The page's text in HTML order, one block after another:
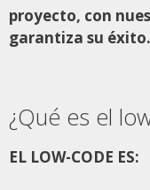
proyecto, con
garantiza su éxito.
¿Qué es el
EL LOW-CODE ES: